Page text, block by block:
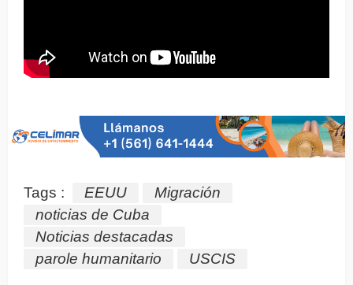
Tags : EEUU
Migración
noticias de Cuba
Noticias destacadas
parole humanitario
USCIS